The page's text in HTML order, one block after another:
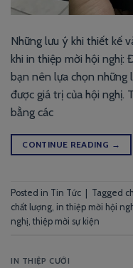
Những lưu ý khi thiết kế
khi in thiệp mời hội nghị:
bạn nên lựa chọn những
được giá trị của hội nghị.
bằng các
CONTINUE READING →
Posted in Tin Tức Tagged
chất lượng in thiệp mời hội
nghị thiệp mời sự kiện
IN THIỆP CƯỚI